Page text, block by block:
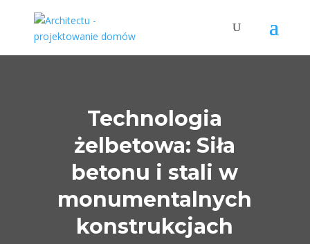
Technologia
żelbetowa: Siła
betonu i stali w
monumentalnych
konstrukcjach